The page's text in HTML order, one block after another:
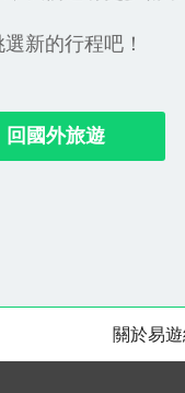
新的行程吧！
回國外旅遊
關於易